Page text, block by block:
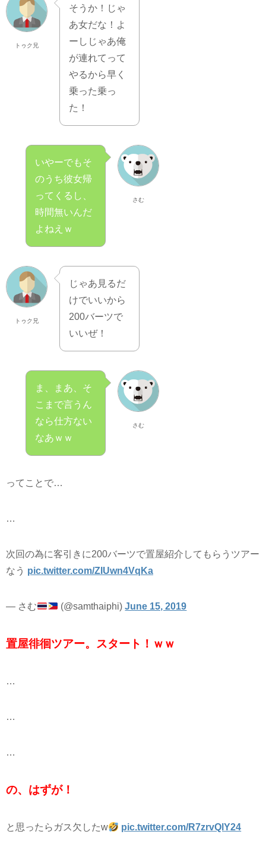
トゥク兄
そうか！じゃ
あ女だな！よ
ーしじゃあ俺
が連れてって
やるから早く
乗った乗っ
た！
さむ
いやーでもそ
のうち彼女帰
ってくるし、
時間無いんだ
よねえｗ
トゥク兄
じゃあ見るだ
けでいいから
200バーツで
いいぜ！
さむ
ま、まあ、そ
こまで言うん
なら仕方ない
なあｗｗ
ってことで…
…
次回の為に客引きに200バーツで置屋紹介してもらうツアー
なう pic.twitter.com/ZIUwn4VqKa
— さむ (@samthaiphi)June 15, 2019
置屋徘徊ツアー。スタート！ｗｗ
…
…
…
の、はずが！
と思ったらガス欠したw pic.twitter.com/R7zrvQlY24